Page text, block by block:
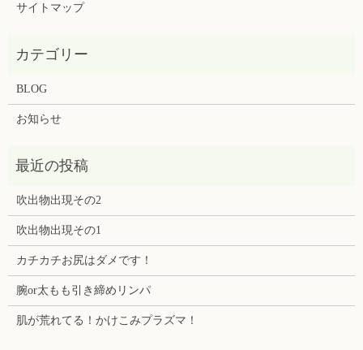
サイトマップ
BLOG
お知らせ
吹出物出現その2
吹出物出現その1
カチカチお尻はダメです！
腕or太もも引き締めリンパ
肌が荒れてる！かけこみプラズマ！